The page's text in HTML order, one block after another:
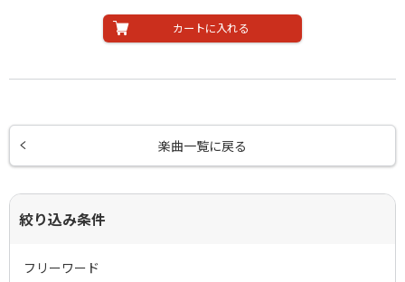
カートに入れる
楽曲一覧に戻る
絞り込み条件
フリーワード